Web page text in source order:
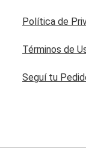
Política de
Términos de
Seguí tu